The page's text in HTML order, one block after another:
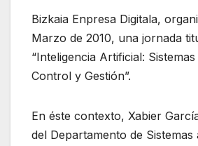
Bizkaia Enpresa Digitala,
Marzo de 2010, una jornada
“Inteligencia Artificial:
Control y Gestión”.
En éste contexto, Xabier
del Departamento de Sistemas